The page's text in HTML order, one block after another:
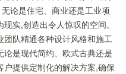
论是住宅、商业还是工业项
实,创造出令人惊叹的空间。
队精通各种设计风格和施工
是现代简约、欧式古典还是
提供定制化的解决方案,确保